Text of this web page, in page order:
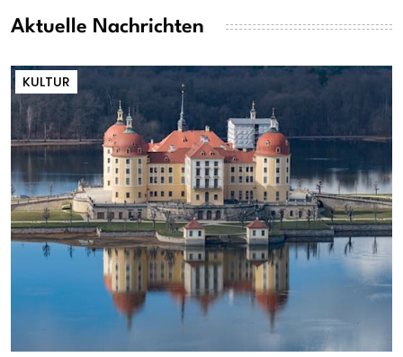
Aktuelle Nachrichten
KULTUR